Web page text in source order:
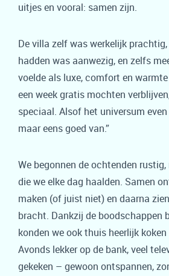
uitjes en vooral: samen zijn.
De villa zelf was werkelijk
hadden was aanwezig, en zelfs
voelde als luxe, comfort en
een week gratis mochten
speciaal. Alsof het universum
maar eens goed van.”
We begonnen de ochtenden
die we elke dag haalden. Samen
maken (of juist niet) en daarna
bracht. Dankzij de boodschappen
konden we ook thuis heerlijk koken
Avonds lekker op de bank, veel
gekeken – gewoon ontspannen,